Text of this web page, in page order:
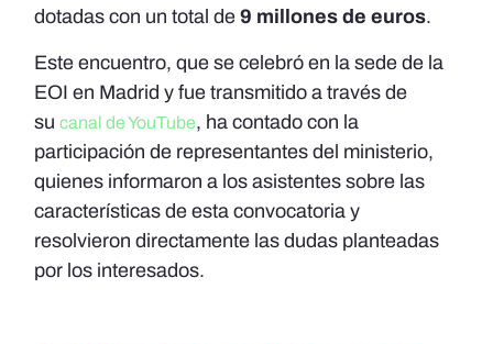
dotadas con un total de9 millones de euros.
Este encuentro, que se celebró en la sede de la
EOI en Madrid y fue transmitido a través de
sucanal de YouTube, ha contado con la
participación de representantes del ministerio,
quienes informaron a los asistentes sobre las
características de esta convocatoria y
resolvieron directamente las dudas planteadas
por los interesados.